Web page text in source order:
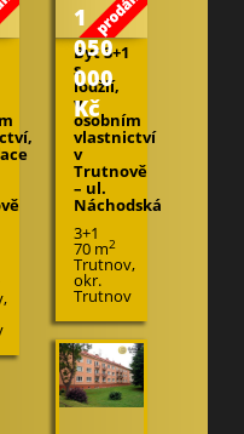
1
050
000
Kč
Byt 3+1
s
lodžií,
v
osobním
vlastnictví
v
Trutnově
– ul.
Náchodská
3+1
70 m2
Trutnov,
okr.
Trutnov